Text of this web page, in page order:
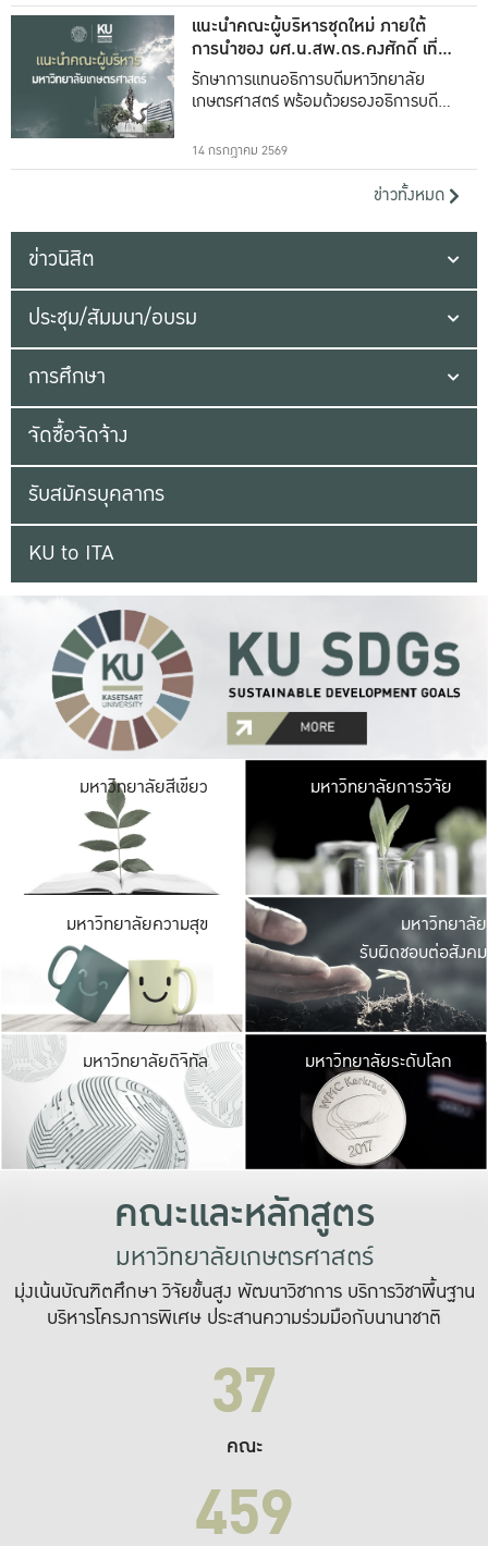
แนะนำคณะผู้บริหารชุดใหม่ ภายใต้
การนำของ ผศ.น.สพ.ดร.คงศักดิ์ เที่ยง
ธรรม
รักษาการแทนอธิการบดีมหาวิทยาลัย
เกษตรศาสตร์ พร้อมด้วยรองอธิการบดีทั้ง
14 กรกฎาคม 2569
ข่าวทั้งหมด
ข่าวนิสิต
ประชุม/สัมมนา/อบรม
การศึกษา
จัดซื้อจัดจ้าง
รับสมัครบุคลากร
KU to ITA
มหาวิทยาลัยสีเขียว มหาวิ
มีพื้นที่เขียวสดใส
เป็นป่าในเมือง เกษต
มหาวิทยาลัยการวิจัย
มหาวิทยาลัยความสุข มหาวิ
ค
เปิดประ
และพบเรื่องราวใ
มหาวิทยาลัย
รับผิดชอบต่อสังคม
มหาวิทยาลัยดิจิทัล มหาวิ
เปลี่ยนแปลง แล
เพื่อทำง
ระบบสารสนเทศ
มหาวิทยาลัยระดับโลก
คณะและหลักสูตร
มหาวิทยาลัยเกษตรศาสตร์
มุ่งเน้นบัณฑิตศึกษา วิจัยขั้นสูง พัฒนาวิชาการ บริการวิชาพื้นฐาน
บริหารโครงการพิเศษ ประสานความร่วมมือกับนานาชาติ
37
คณะ
459